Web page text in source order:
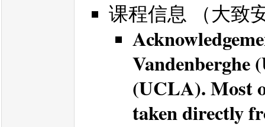
课程信息 （大致
Vandenberghe
(UCLA). Most
taken directly